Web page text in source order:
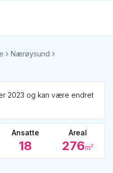
Nærøysund
2023 og kan være endret
Ansatte
18
Areal
276m²